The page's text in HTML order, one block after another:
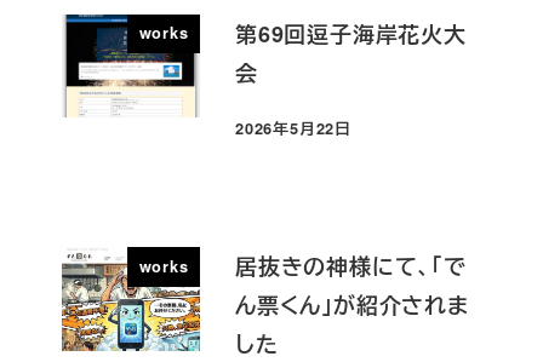
works
第69回逗子海岸花火大
会
投稿日
2026年5月22日
works
居抜きの神様にて、「で
ん票くん」が紹介されま
した